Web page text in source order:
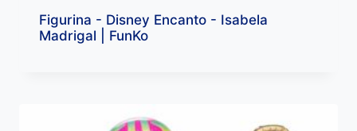
Figurina - Disney Encanto - Isabela
Madrigal | FunKo